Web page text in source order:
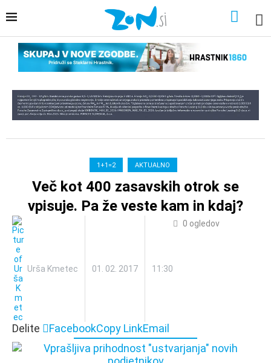
1+1=2 AKTUALNO
Več kot 400 zasavskih otrok se
vpisuje. Pa že veste kam in kdaj?
Urša Kmetec 01. 02. 2017 11:30
0 ogledov
Delite FacebookCopy LinkEmail